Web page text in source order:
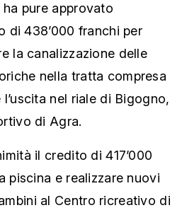
pure approvato
di 438’000 franchi per
la canalizzazione delle
nella tratta compresa
nel riale di Bigogno,
di Agra.
il credito di 417’000
piscina e realizzare nuovi
al Centro ricreativo di